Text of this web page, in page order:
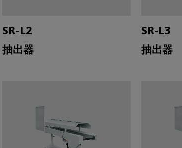
SR-L2
抽出器
SR-L3
抽出器